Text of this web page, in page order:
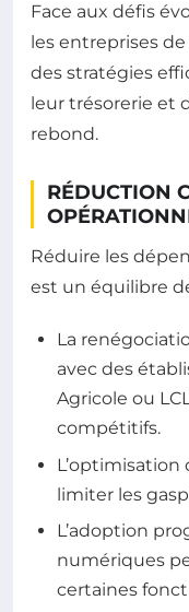
Face aux défis
les entreprises
des stratégies
leur trésorerie et
rebond.
RÉDUCTION
Réduire les
est un équilibre
La
avec des
Agricole ou
compétitifs.
limiter les
L’adoption
numériques
certaines